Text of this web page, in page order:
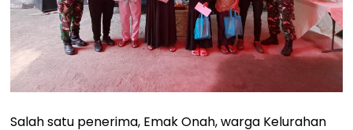
Salah satu penerima, Emak Onah, warga Kelurahan